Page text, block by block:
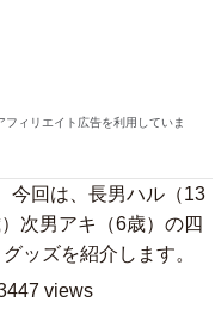
ィリエイト広告を利用していま
今回は、長男ハル（13
次男アキ（6歳）の四
ッズを紹介します。
views